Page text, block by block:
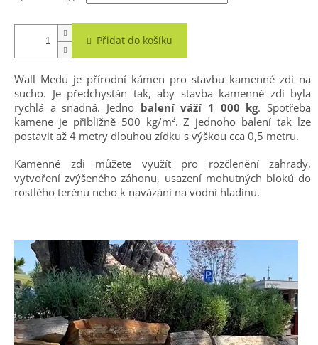
Přidat do košíku
Wall Medu je přírodní kámen pro stavbu kamenné zdi na
sucho. Je předchystán tak, aby stavba kamenné zdi byla
rychlá a snadná. Jedno balení váží 1 000 kg. Spotřeba
kamene je přibližně 500 kg/m². Z jednoho balení tak lze
postavit až 4 metry dlouhou zídku s výškou cca 0,5 metru.
Kamenné zdi můžete využít pro rozčlenění zahrady,
vytvoření zvýšeného záhonu, usazení mohutných bloků do
rostlého terénu nebo k navázání na vodní hladinu.